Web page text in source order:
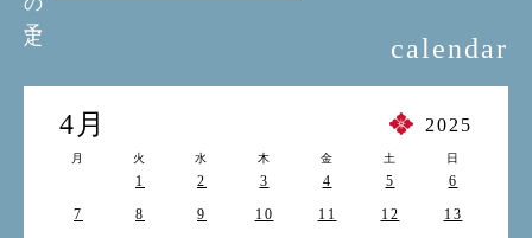
calendar
4月 2025
月 火 水 木 金 土 日
1 2 3 4 5
6
7
8 9 10 11 12
13